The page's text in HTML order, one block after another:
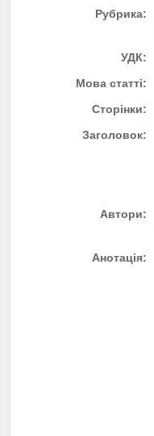
Рубрика:
УДК:
Мова статті:
Сторінки:
Заголовок:
Автори:
Анотація: